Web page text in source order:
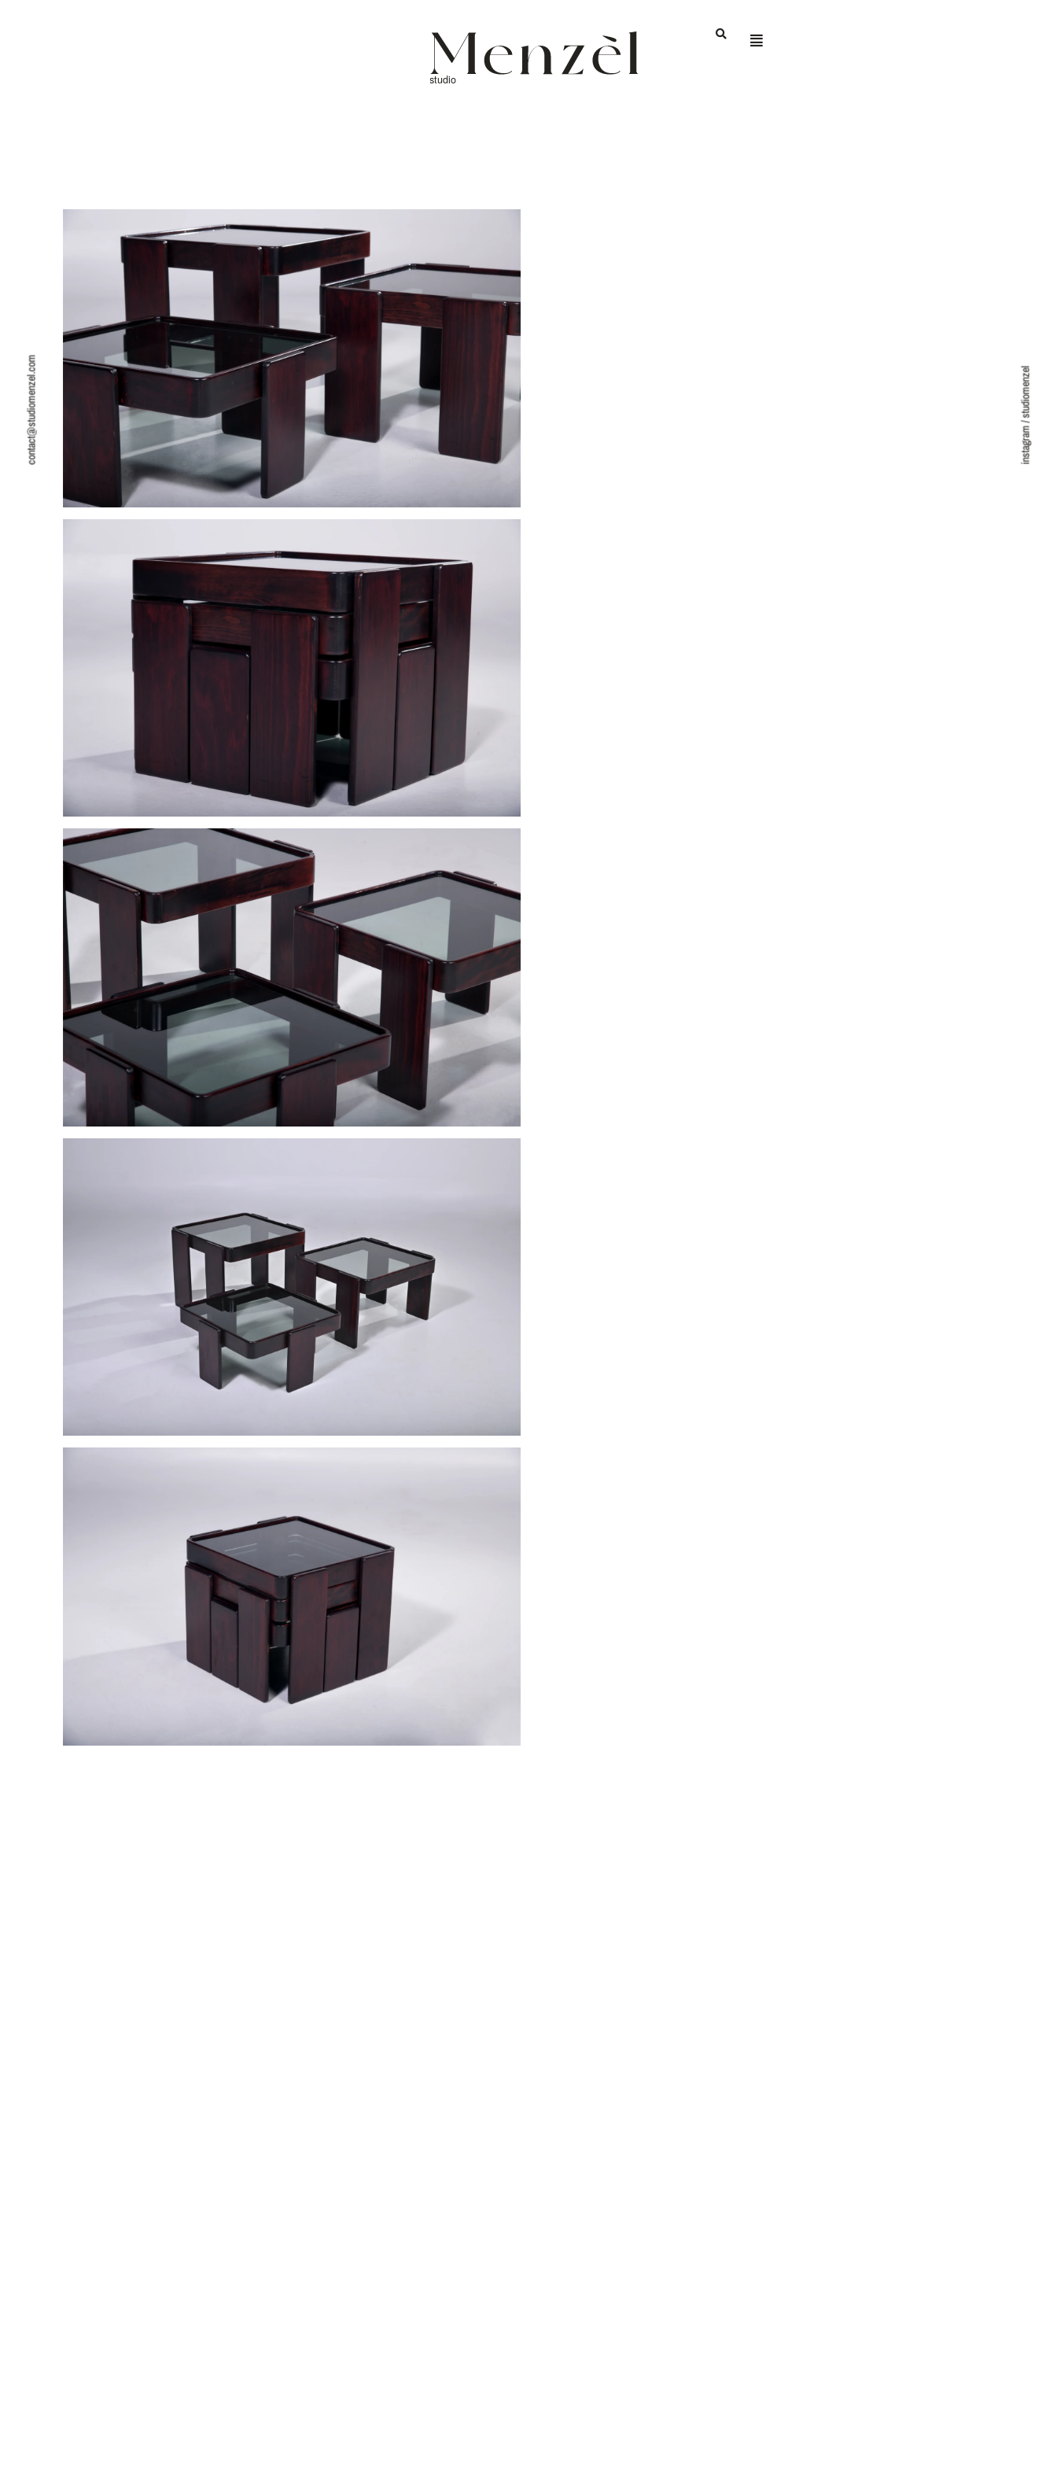
contact@studiomenzel.com instagram / studiomenzel